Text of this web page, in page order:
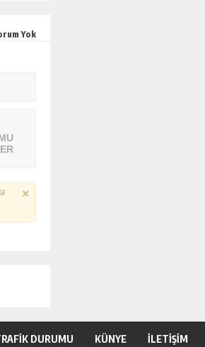
Yok
DURUMU KÜNYE İLETİŞİM